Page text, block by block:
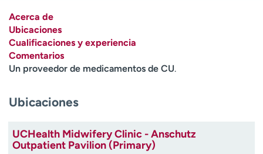
A
y
ú
d
m
e
e
n
Acerca de
Ubicaciones
Cualificaciones y experiencia
Comentarios
Un proveedor de medicamentos de CU.
Ubicaciones
UCHealth Midwifery Clinic - Anschutz
Outpatient Pavilion (Primary)